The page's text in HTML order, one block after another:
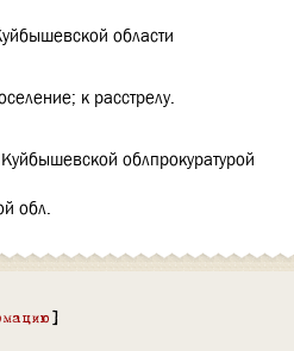
области
к расстрелу.
облпрокуратурой
обл.
]